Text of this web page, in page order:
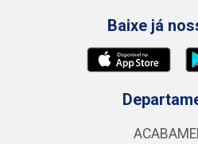
Baixe já